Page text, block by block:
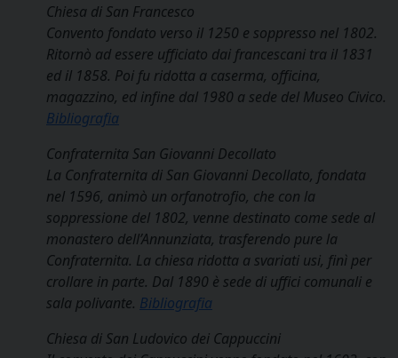
Chiesa di San Francesco
Convento fondato verso il 1250 e soppresso nel 1802.
Ritornò ad essere ufficiato dai francescani tra il 1831
ed il 1858. Poi fu ridotta a caserma, officina,
magazzino, ed infine dal 1980 a sede del Museo Civico.
Bibliografia
Confraternita San Giovanni Decollato
La Confraternita di San Giovanni Decollato, fondata
nel 1596, animò un orfanotrofio, che con la
soppressione del 1802, venne destinato come sede al
monastero dell’Annunziata, trasferendo pure la
Confraternita. La chiesa ridotta a svariati usi, finì per
crollare in parte. Dal 1890 è sede di uffici comunali e
sala polivante. Bibliografia
Chiesa di San Ludovico dei Cappuccini